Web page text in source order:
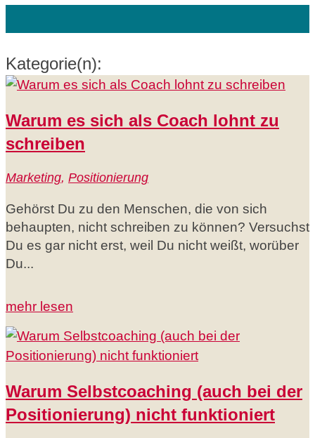
Kategorie(n):
Warum es sich als Coach lohnt zu
schreiben
Marketing, Positionierung
Gehörst Du zu den Menschen, die von sich
behaupten, nicht schreiben zu können? Versuchst
Du es gar nicht erst, weil Du nicht weißt, worüber
Du...
mehr lesen
Warum Selbstcoaching (auch bei der
Positionierung) nicht funktioniert